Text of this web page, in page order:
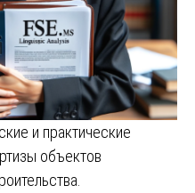
и практические
объектов